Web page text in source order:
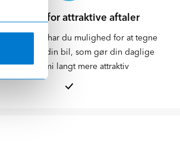
Mulighed for attraktive aftaler
Ejner Hessel har du mulighed for at tegne
til din bil, som gør din daglige
biløkonomi langt mere attraktiv